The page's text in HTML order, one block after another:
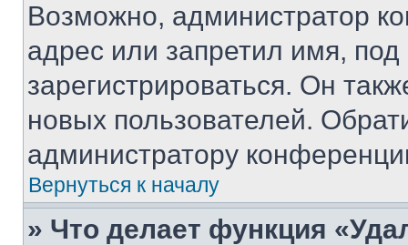
Возможно, администратор
адрес или запретил имя,
зарегистрироваться. Он
новых пользователей.
администратору
Вернуться к началу
» Что делает функция